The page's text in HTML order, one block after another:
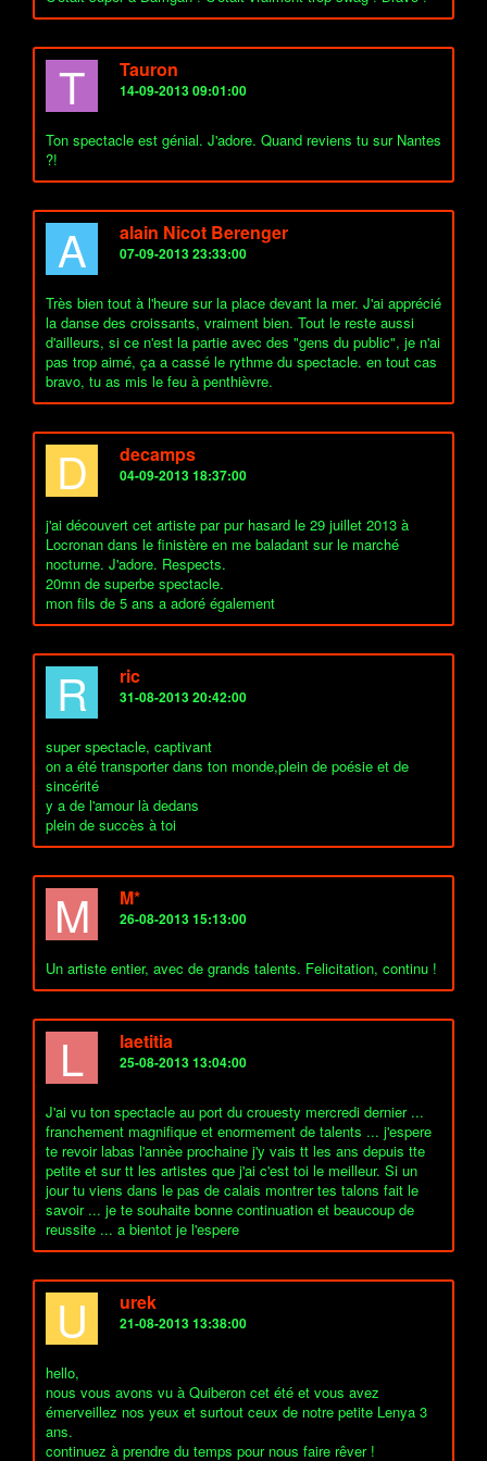
T Tauron
14-09-2013 09:01:00
Ton spectacle est génial. J'adore. Quand reviens tu sur Nantes
?!
A alain Nicot Berenger
07-09-2013 23:33:00
Très bien tout à l'heure sur la place devant la mer. J'ai apprécié
la danse des croissants, vraiment bien. Tout le reste aussi
d'ailleurs, si ce n'est la partie avec des "gens du public", je n'ai
pas trop aimé, ça a cassé le rythme du spectacle. en tout cas
bravo, tu as mis le feu à penthièvre.
D decamps
04-09-2013 18:37:00
j'ai découvert cet artiste par pur hasard le 29 juillet 2013 à
Locronan dans le finistère en me baladant sur le marché
nocturne. J'adore. Respects.
20mn de superbe spectacle.
mon fils de 5 ans a adoré également
R ric
31-08-2013 20:42:00
super spectacle, captivant
on a été transporter dans ton monde,plein de poésie et de
sincérité
y a de l'amour là dedans
plein de succès à toi
M M*
26-08-2013 15:13:00
Un artiste entier, avec de grands talents. Felicitation, continu !
L laetitia
25-08-2013 13:04:00
J'ai vu ton spectacle au port du crouesty mercredi dernier ...
franchement magnifique et enormement de talents ... j'espere
te revoir labas l'annèe prochaine j'y vais tt les ans depuis tte
petite et sur tt les artistes que j'ai c'est toi le meilleur. Si un
jour tu viens dans le pas de calais montrer tes talons fait le
savoir ... je te souhaite bonne continuation et beaucoup de
reussite ... a bientot je l'espere
U urek
21-08-2013 13:38:00
hello,
nous vous avons vu à Quiberon cet été et vous avez
émerveillez nos yeux et surtout ceux de notre petite Lenya 3
ans.
continuez à prendre du temps pour nous faire rêver !